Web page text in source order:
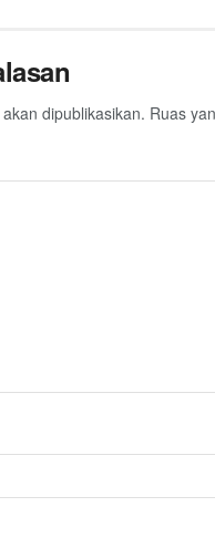
dipublikasikan. Ruas